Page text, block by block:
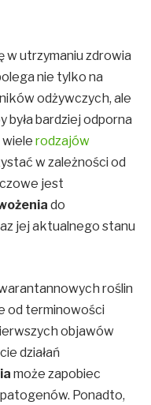
w utrzymaniu zdrowia
nie tylko na
odżywczych, ale
była bardziej odporna
rodzajów
w zależności od
jest
do
jej aktualnego stanu
roślin
od terminowości
objawów
działań
może zapobiec
Ponadto,